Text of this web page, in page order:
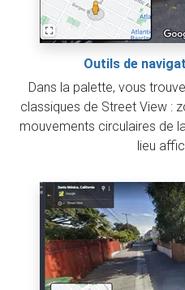
Outils de
Dans la palette, vous
classiques de Street View :
mouvements circulaires de
lieu